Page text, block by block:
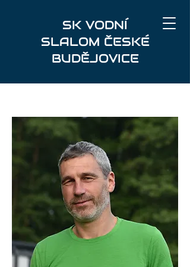
SK VODNÍ
SLALOM ČESKÉ
BUDĚJOVICE